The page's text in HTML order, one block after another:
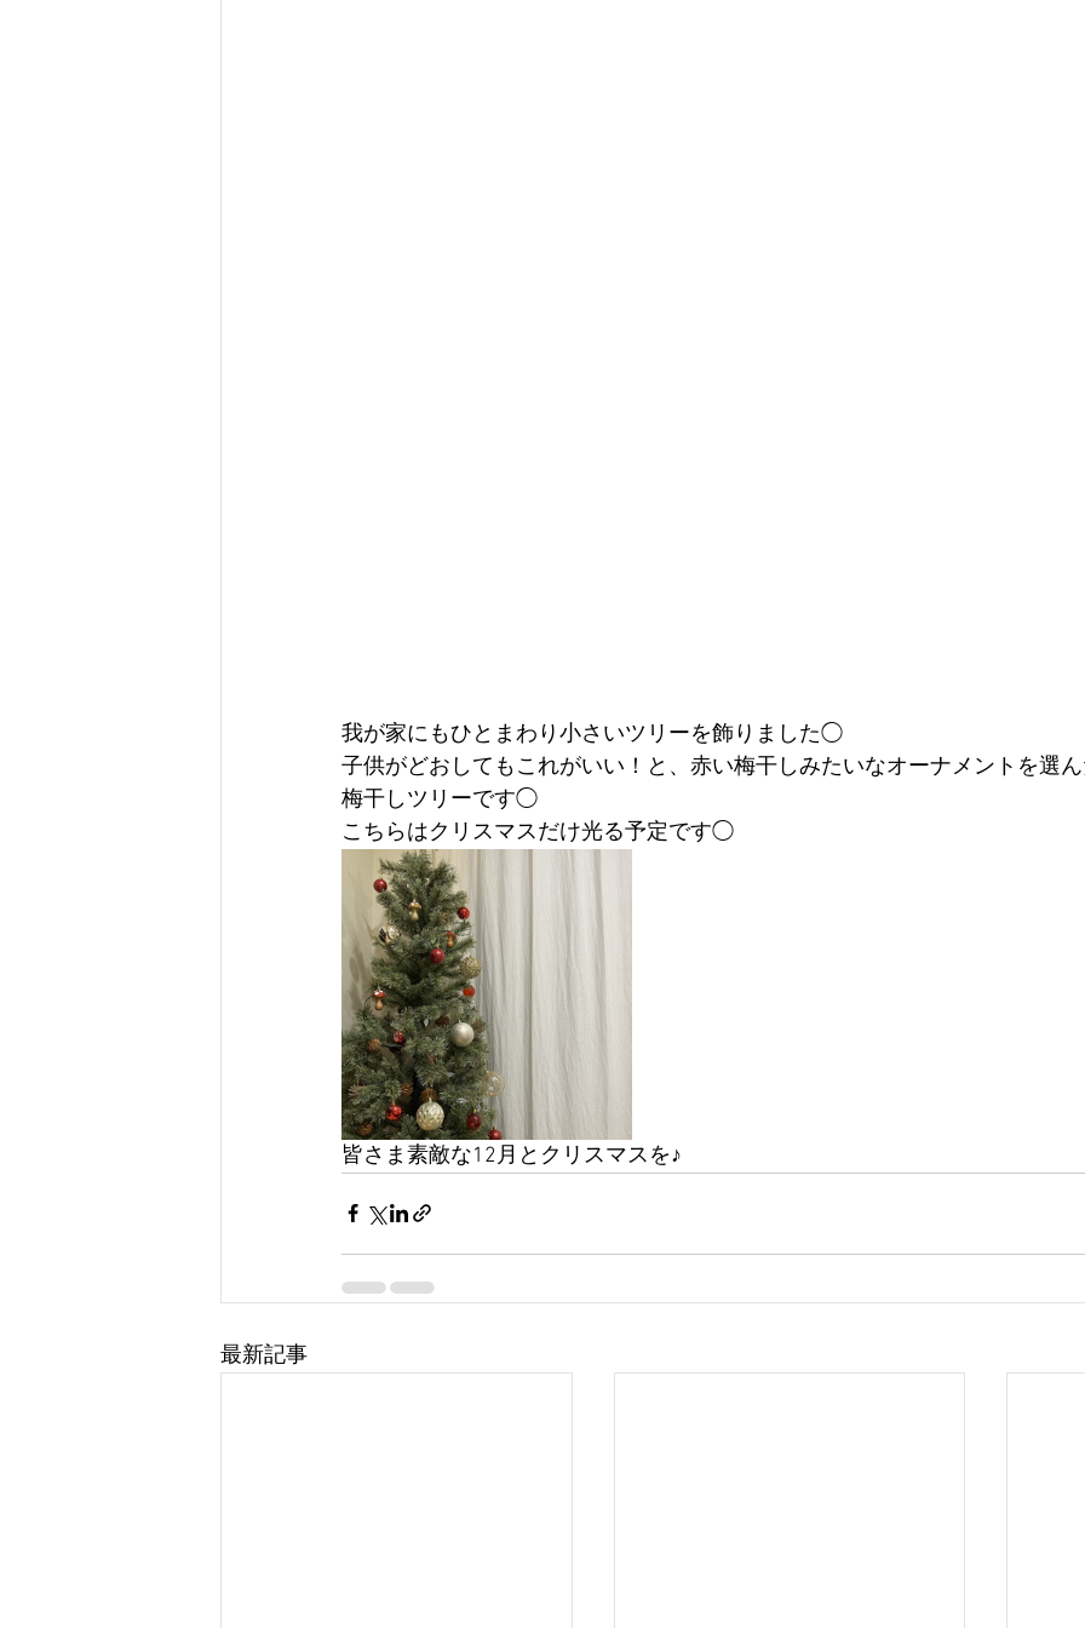
我が家にもひとまわり小さいツリーを飾りました◯
子供がどおしてもこれがいい！と、赤い梅干しみたいなオーナメントを選
梅干しツリーです◯
こちらはクリスマスだけ光る予定です◯
皆さま素敵な12月とクリスマスを♪
最新記事